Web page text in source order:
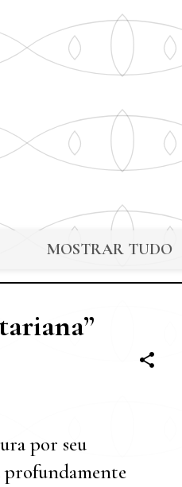
MOSTRAR TUDO
por seu
profundamente